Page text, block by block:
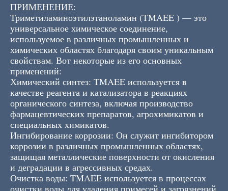
ПРИМЕНЕНИЕ:
Триметиламиноэтилэтаноламин (TMAEE ) — это
универсальное химическое соединение,
используемое в различных промышленных и
химических областях благодаря своим уникальным
свойствам. Вот некоторые из его основных
применений:
Химический синтез: TMAEE используется в
качестве реагента и катализатора в реакциях
органического синтеза, включая производство
фармацевтических препаратов, агрохимикатов и
специальных химикатов.
Ингибирование коррозии: Он служит ингибитором
коррозии в различных промышленных областях,
защищая металлические поверхности от окисления
и деградации в агрессивных средах.
Очистка воды: TMAEE используется в процессах